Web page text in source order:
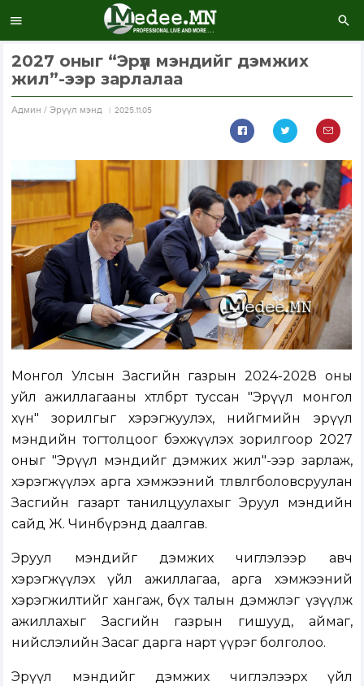
2027 оныг “Эрүүл мэндийг дэмжих
жил”-ээр зарлалаа
Aдмин / Эрүүл мэнд 2025.11.05
Монгол Улсын Засгийн газрын 2024-2028 оны
уйл ажиллагааны хөтөлбөрт туссан "Эрүүл монгол
хүн" зорилгыг хэрэгжуулэх, нийгмийн эрүүл
мэндийн тогтолцоог бэхжүүлэх зорилгоор 2027
оныг "Эрүүл мэндийг дэмжих жил"-ээр зарлаж,
хэрэгжүүлэх арга хэмжээний төлөвлөгөөболовсруулан
Засгийн газарт танилцуулахыг Эруул мэндийн
сайд Ж. Чинбүрэнд даалгав.
Эруул мэндийг дэмжих чиглэлээр авч
хэрэгжүүлэх үйл ажиллагаа, арга хэмжээний
хэрэгжилтийг хангаж, бүх талын дэмжлэг үзүүлж
ажиллахыг Засгийн газрын гишууд, аймаг,
нийслэлийн Засаг дарга нарт үүрэг болголоо.
Эрүүл мэндийг дэмжих чиглэлээрх үйл